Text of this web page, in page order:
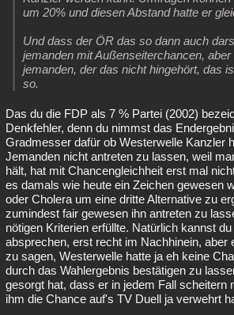
um 20% und diesen Abstand hatte er
Und dass der ÖR das so dann auch
jemanden mit Außenseiterchancen,
jemanden, der das nicht hingehört, das
so.
Das du die FDP als 7 % Partei (2002)
Denkfehler, denn du nimmst das
Gradmesser dafür ob Westerwelle Kanzler
Jemanden nicht antreten zu lassen, weil
hält, hat mit Chancengleichheit erst mal
es damals wie heute ein Zeichen gewesen
oder Cholera um eine dritte Alternative zu
zumindest fair gewesen ihn antreten zu
nötigen Kriterien erfüllte. Natürlich kannst
absprechen, erst recht im Nachhinein, aber
zu sagen, Westerwelle hatte ja eh keine
durch das Wahlergebnis bestätigen zu
gesorgt hat, dass er in jedem Fall scheitern
ihm die Chance auf's TV Duell ja verwehrt